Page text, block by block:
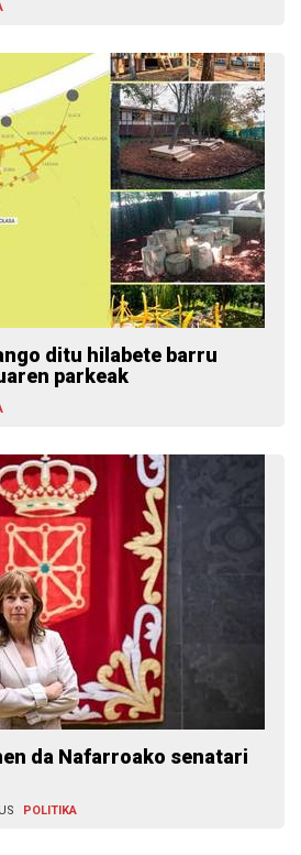
ditu hilabete barru
parkeak
da Nafarroako senatari
POLITIKA